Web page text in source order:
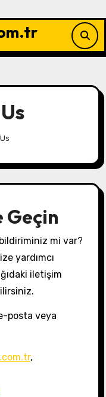
Geçin
mi var?
yardımcı
iletişim
posta veya
,